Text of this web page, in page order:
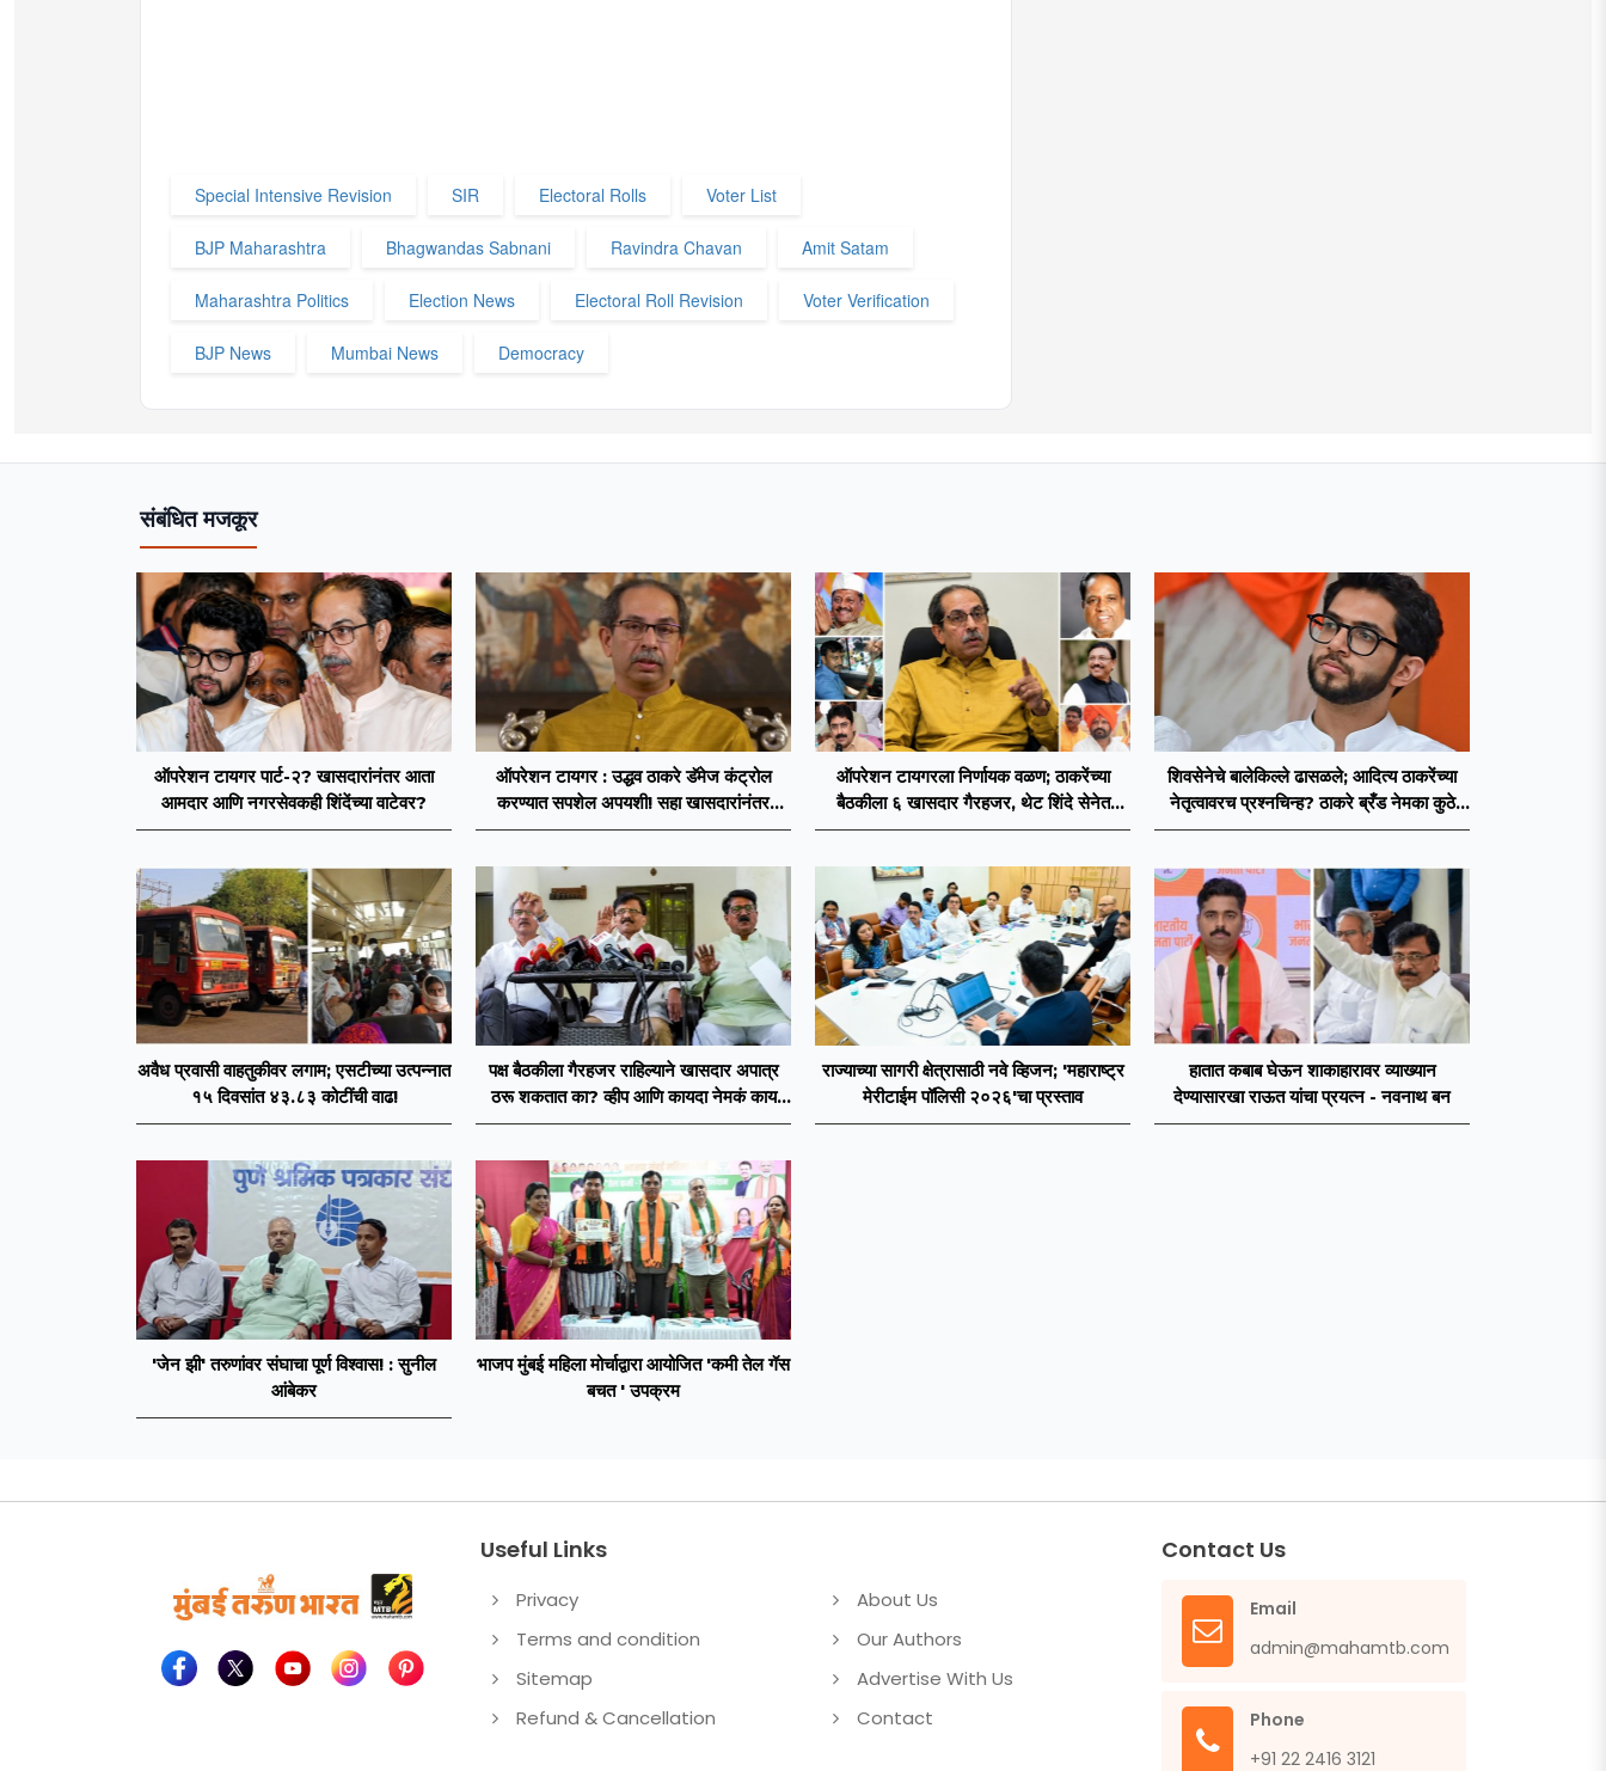
Special Intensive Revision SIR Electoral Rolls Voter List
BJP Maharashtra Bhagwandas Sabnani Ravindra Chavan Amit Satam
Maharashtra Politics Election News Electoral Roll Revision Voter Verification
BJP News Mumbai News Democracy
संबंधित मजकूर
ऑपरेशन टायगर पार्ट-२? खासदारांनंतर आता
आमदार आणि नगरसेवकही शिंदेंच्या वाटेवर?
ऑपरेशन टायगर : उद्धव ठाकरे डॅमेज कंट्रोल
करण्यात सपशेल अपयशी! सहा खासदारांनंतर
आमदारांसह नगरसेवकही शिंदेंकडे जाण्याच्या चर्चा
ऑपरेशन टायगरला निर्णायक वळण; ठाकरेंच्या
बैठकीला ६ खासदार गैरहजर, थेट शिंदे सेनेत
विलीन होण्याचा प्रस्ताव?
शिवसेनेचे बालेकिल्ले ढासळले; आदित्य ठाकरेंच्या
नेतृत्वावरच प्रश्नचिन्ह? ठाकरे ब्रँड नेमका कुठे
चुकला?
अवैध प्रवासी वाहतुकीवर लगाम; एसटीच्या उत्पन्नात
१५ दिवसांत ४३.८३ कोटींची वाढ!
पक्ष बैठकीला गैरहजर राहिल्याने खासदार अपात्र
ठरू शकतात का? व्हीप आणि कायदा नेमकं काय
सांगतो?
राज्याच्या सागरी क्षेत्रासाठी नवे व्हिजन; 'महाराष्ट्र
मेरीटाईम पॉलिसी २०२६'चा प्रस्ताव
हातात कबाब घेऊन शाकाहारावर व्याख्यान
देण्यासारखा राऊत यांचा प्रयत्न - नवनाथ बन
'जेन झी' तरुणांवर संघाचा पूर्ण विश्वास! : सुनील
आंबेकर
भाजप मुंबई महिला मोर्चाद्वारा आयोजित 'कमी तेल गॅस
बचत ' उपक्रम
Useful Links
Privacy
Terms and condition
Sitemap
Refund & Cancellation
About Us
Our Authors
Advertise With Us
Contact
Contact Us
Email
admin@mahamtb.com
Phone
+91 22 2416 3121